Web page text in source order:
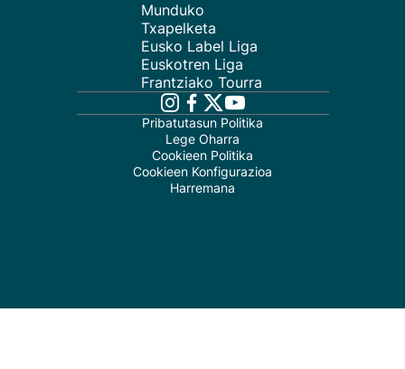
Munduko
Txapelketa
Eusko Label Liga
Euskotren Liga
Frantziako Tourra
Pribatutasun Politika
Lege Oharra
Cookieen Politika
Cookieen Konfigurazioa
Harremana